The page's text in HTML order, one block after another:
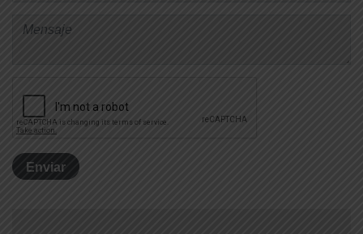
Enviar